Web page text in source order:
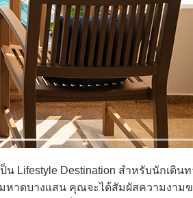
Destination สำหรับนักเดินท
มหาดบางแสน คุณจะได้สัมผัสความงาม